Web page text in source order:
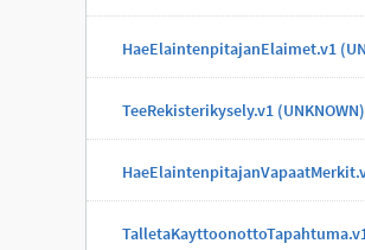
TeeRekisterikysely.v1 (UNKNOWN)